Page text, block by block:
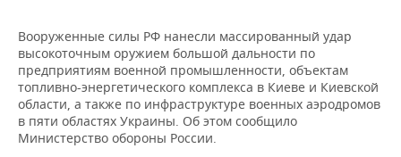
ОТКРЫТАЯ ЛЕКЦИЯ
БАСКЕТБОЛ
ВОЛЕЙБОЛ
КИБЕРСПОРТ
ИНФРАСТРУКТУРА
ИСТОРИЯ
КУЛЬТУРА
СПРАВОЧНИК
СПИСОК ПЕРСОН
СПИСОК КОМПАНИЙ
ПОЛНАЯ ВЕРСИЯ
Вооруженные силы РФ нанесли массированный удар
высокоточным оружием большой дальности по
предприятиям военной промышленности, объектам
топливно-энергетического комплекса в Киеве и Киевской
области, а также по инфраструктуре военных аэродромов
в пяти областях Украины. Об этом сообщило
Министерство обороны России.